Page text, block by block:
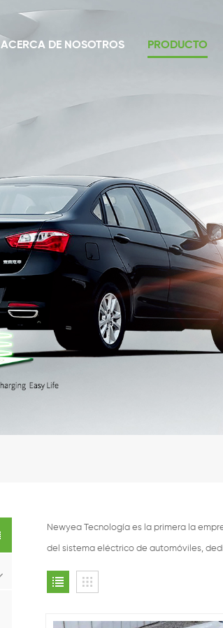
ACERCA DE NOSOTROS PRODUCTO
Newyea Tecnología es la primera la
del sistema eléctrico de automóviles,